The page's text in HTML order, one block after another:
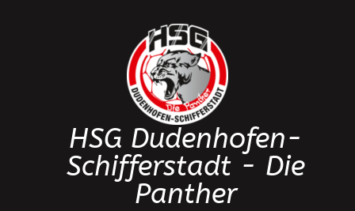
HSG Dudenhofen-
Schifferstadt - Die
Panther